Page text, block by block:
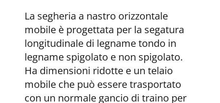
La segheria a nastro orizzontale
mobile è progettata per la segatura
longitudinale di legname tondo in
legname spigolato e non spigolato.
Ha dimensioni ridotte e un telaio
mobile che può essere trasportato
con un normale gancio di traino per